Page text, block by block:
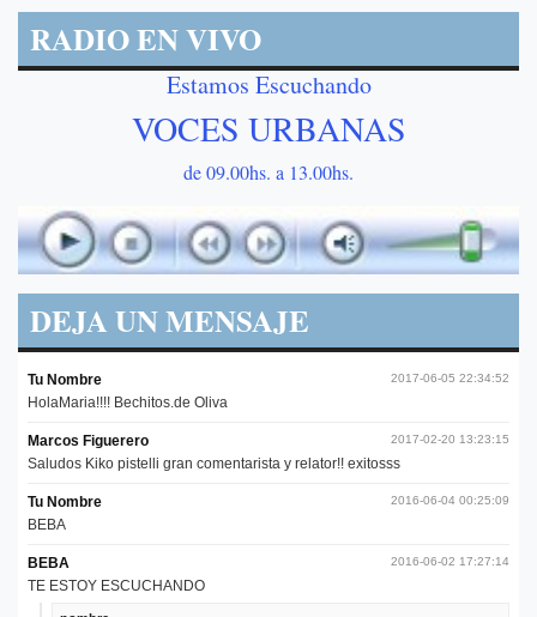
RADIO EN VIVO
Estamos Escuchando
VOCES URBANAS
de 09.00hs. a 13.00hs.
DEJA UN MENSAJE